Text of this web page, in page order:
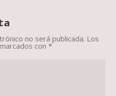
no será publicada. Los
con*